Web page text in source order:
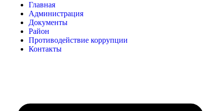
Главная
Администрация
Документы
Район
Противодействие коррупции
Контакты